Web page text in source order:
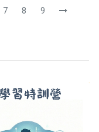
7 8 9